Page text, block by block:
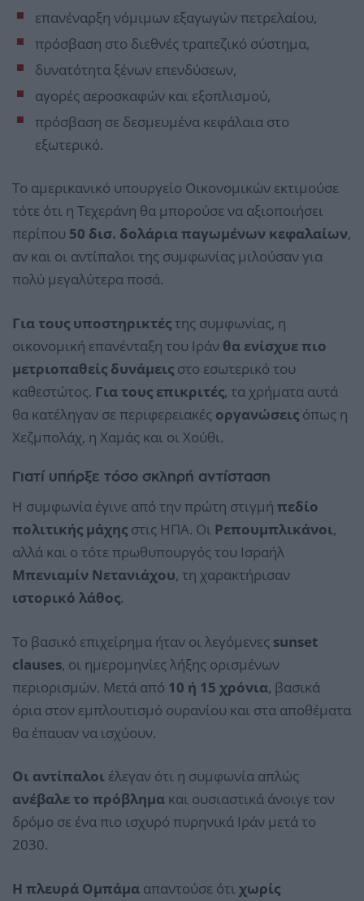
επανέναρξη νόμιμων εξαγωγών πετρελαίου,
πρόσβαση στο διεθνές τραπεζικό σύστημα,
δυνατότητα ξένων επενδύσεων,
αγορές αεροσκαφών και εξοπλισμού,
πρόσβαση σε δεσμευμένα κεφάλαια στο
εξωτερικό.
Το αμερικανικό υπουργείο Οικονομικών εκτιμούσε
τότε ότι η Τεχεράνη θα μπορούσε να αξιοποιήσει
περίπου 50 δισ. δολάρια παγωμένων κεφαλαίων,
αν και οι αντίπαλοι της συμφωνίας μιλούσαν για
πολύ μεγαλύτερα ποσά.
Για τους υποστηρικτέςτης συμφωνίας, η
οικονομική επανένταξη του Ιράν θα ενίσχυε πιο
μετριοπαθείς δυνάμεις στο εσωτερικό του
καθεστώτος. Για τους επικριτές, τα χρήματα αυτά
θα κατέληγαν σε περιφερειακές οργανώσεις όπως η
Χεζμπολάχ, η Χαμάς και οι Χούθι.
Γιατί υπήρξε τόσο σκληρή αντίσταση
Η συμφωνία έγινε από την πρώτη στιγμή πεδίο
πολιτικής μάχης στις ΗΠΑ. Οι Ρεπουμπλικάνοι,
αλλά και ο τότε πρωθυπουργός του Ισραήλ
Μπενιαμίν Νετανιάχου, τη χαρακτήρισαν
ιστορικό λάθος.
Το βασικό επιχείρημα ήταν οι λεγόμενες sunset
clauses, οι ημερομηνίες λήξης ορισμένων
περιορισμών. Μετά από 10 ή 15 χρόνια, βασικά
όρια στον εμπλουτισμό ουρανίου και στα αποθέματα
θα έπαυαν να ισχύουν.
Οι αντίπαλοι έλεγαν ότι η συμφωνία απλώς
ανέβαλε το πρόβλημα και ουσιαστικά άνοιγε τον
δρόμο σε ένα πιο ισχυρό πυρηνικά Ιράν μετά το
2030.
Η πλευρά Ομπάμα απαντούσε ότι χωρίς